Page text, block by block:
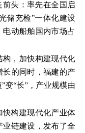
前头：率先在全国启
储充检”一体化建设
动船舶国内市场占
，加快构建现代化
长的同时，福建的产
变“长”，产业规模由
快构建现代化产业体
链建设，发布了全